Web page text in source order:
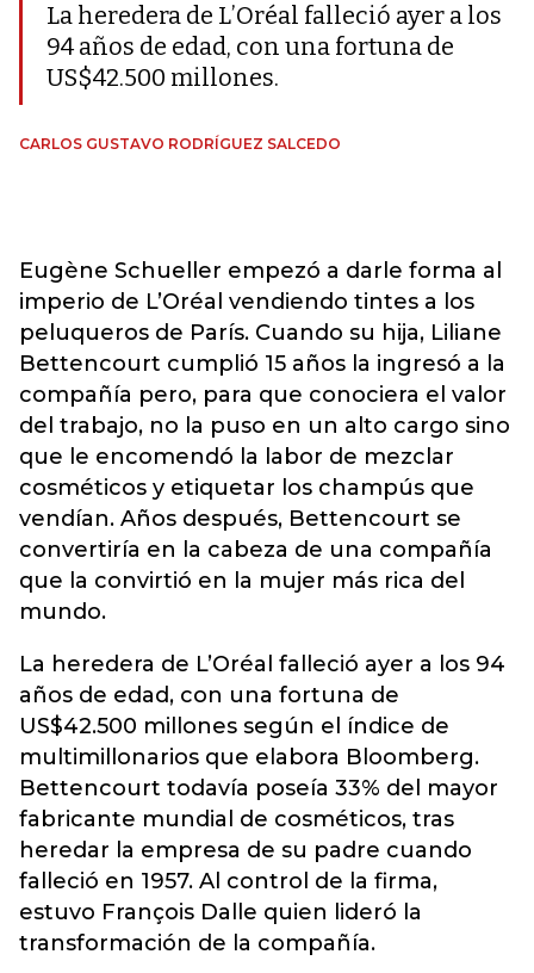
La heredera de L’Oréal falleció ayer a los
94 años de edad, con una fortuna de
US$42.500 millones.
CARLOS GUSTAVO RODRÍGUEZ SALCEDO
Eugène Schueller empezó a darle forma al
imperio de L’Oréal vendiendo tintes a los
peluqueros de París. Cuando su hija, Liliane
Bettencourt cumplió 15 años la ingresó a la
compañía pero, para que conociera el valor
del trabajo, no la puso en un alto cargo sino
que le encomendó la labor de mezclar
cosméticos y etiquetar los champús que
vendían. Años después, Bettencourt se
convertiría en la cabeza de una compañía
que la convirtió en la mujer más rica del
mundo.
La heredera de L’Oréal falleció ayer a los 94
años de edad, con una fortuna de
US$42.500 millones según el índice de
multimillonarios que elabora Bloomberg.
Bettencourt todavía poseía 33% del mayor
fabricante mundial de cosméticos, tras
heredar la empresa de su padre cuando
falleció en 1957. Al control de la firma,
estuvo François Dalle quien lideró la
transformación de la compañía.